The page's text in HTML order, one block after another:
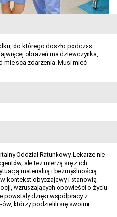
do którego doszło podczas
obrażeń ma dziewczynka,
miejsca zdarzenia. Musi mieć
Oddział Ratunkowy. Lekarze nie
ale też mierzą się z ich
materialną i bezmyślnością.
kontekst obyczajowy i stanowią
wzruszających opowieści o życiu
powstały dzięki współpracy z
ów, którzy podzielili się swoimi